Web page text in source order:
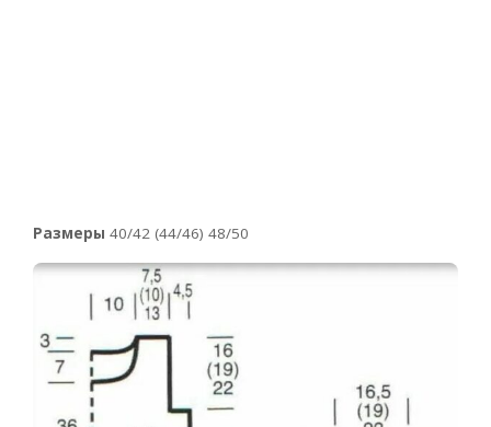
Размеры 40/42 (44/46) 48/50